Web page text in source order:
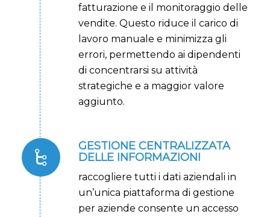
fatturazione e il monitoraggio delle
vendite. Questo riduce il carico di
lavoro manuale e minimizza gli
errori, permettendo ai dipendenti
di concentrarsi su attività
strategiche e a maggior valore
aggiunto.
GESTIONE CENTRALIZZATA
DELLE INFORMAZIONI
raccogliere tutti i dati aziendali in
un’unica piattaforma di gestione
per aziende consente un accesso